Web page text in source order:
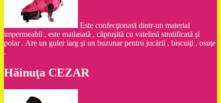
Este confecţionată dintr-un material
impermeabil , este matlasată , căptuşită cu vatelină stratificată şi
polar . Are un guler larg şi un buzunar pentru jucării , biscuiţi , osuţe
.
Hăinuţa CEZAR